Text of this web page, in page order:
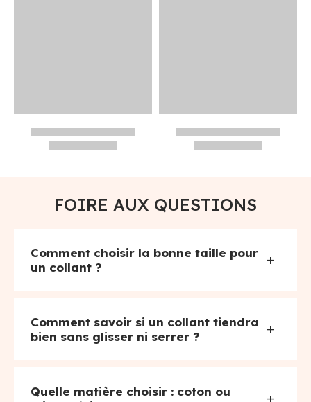
FOIRE AUX QUESTIONS
Comment choisir la bonne taille pour
un collant ?
+
Comment savoir si un collant tiendra
bien sans glisser ni serrer ?
+
Quelle matière choisir : coton ou
+